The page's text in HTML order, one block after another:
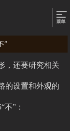
”
，还要研究相关
的设置和外观的
”：